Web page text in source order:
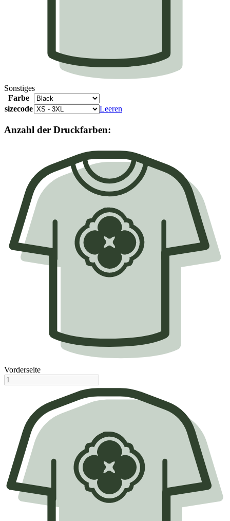
Sonstiges
Farbe
sizecode
Leeren
Anzahl der Druckfarben:
Vorderseite